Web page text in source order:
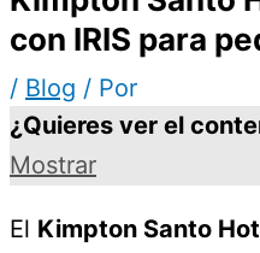
con IRIS para
/ Blog / Por
¿Quieres ver el
Mostrar
El Kimpton Santo